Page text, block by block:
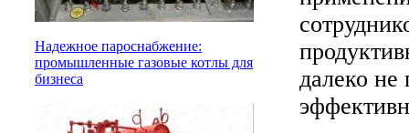
Надежное пароснабжение:
промышленные газовые котлы для
бизнеса
далеко не